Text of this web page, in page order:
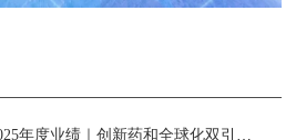
度业绩｜创新药和全球化双引擎驱动高质量发展